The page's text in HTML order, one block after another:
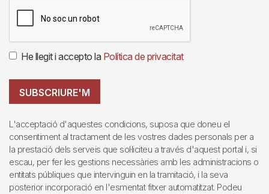
He llegit i accepto la Política de privacitat
SUBSCRIURE'M
L'acceptació d'aquestes condicions, suposa que doneu el
consentiment al tractament de les vostres dades personals per a
la prestació dels serveis que sol·liciteu a través d'aquest portal i, si
escau, per fer les gestions necessàries amb les administracions o
entitats públiques que intervinguin en la tramitació, i la seva
posterior incorporació en l'esmentat fitxer automatitzat. Podeu